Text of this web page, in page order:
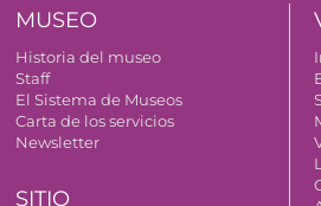
MUSEO
Historia del museo
Staff
El Sistema de Museos
Carta de los servicios
Newsletter
SITIO